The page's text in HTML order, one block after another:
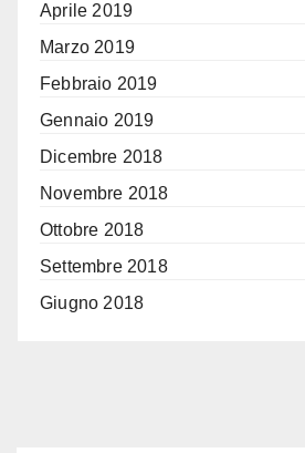
Aprile 2019
Marzo 2019
Febbraio 2019
Gennaio 2019
Dicembre 2018
Novembre 2018
Ottobre 2018
Settembre 2018
Giugno 2018